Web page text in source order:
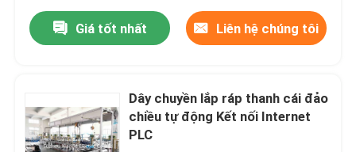
Giá tốt nhất Liên hệ chúng tôi
Dây chuyền lắp ráp thanh cái đảo
chiều tự động Kết nối Internet
PLC